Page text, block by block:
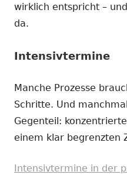
wirklich entspricht –
da.
Intensivtermine
Manche Prozesse
Schritte. Und
Gegenteil:
einem klar begrenzten
Intensivtermine in der